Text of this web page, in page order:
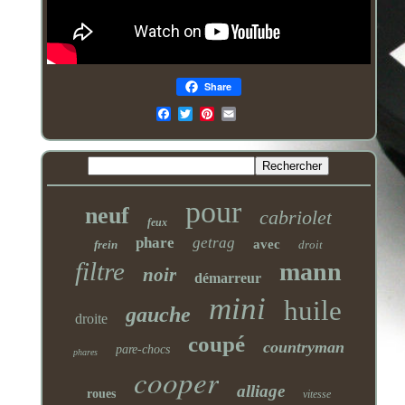
Share
neuf feux pour cabriolet
frein phare getrag avec droit
filtre noir démarreur mann
droite gauche mini huile
phares pare-chocs coupé countryman
roues cooper alliage vitesse